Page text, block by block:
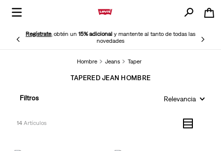
Regístrate, obtén un15% adicionaly mantente al tanto de todas las
novedades
Hombre Jeans Taper
TAPERED JEAN HOMBRE
Filtros Relevancia
14